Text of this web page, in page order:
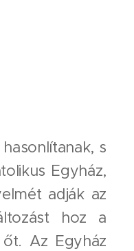
s
Egyház,
adják az
hoz a
Az Egyház